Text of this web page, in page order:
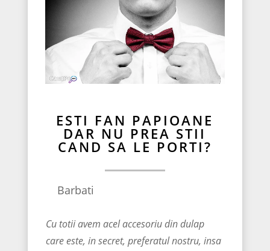
ESTI FAN PAPIOANE
DAR NU PREA STII
CAND SA LE PORTI?
Barbati
Cu totii avem acel accesoriu din dulap
care este, in secret, preferatul nostru, insa